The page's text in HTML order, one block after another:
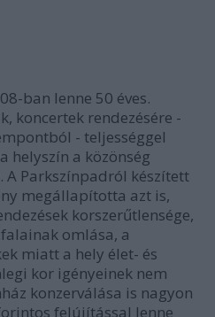
ban lenne 50 éves.
koncertek rendezésére -
- teljességgel
helyszín a közönség
Parkszínpadról készített
megállapította azt is,
korszerűtlensége,
omlása, a
miatt a hely élet- és
kor igényeinek nem
konzerválása is nagyon
felújítással lenne